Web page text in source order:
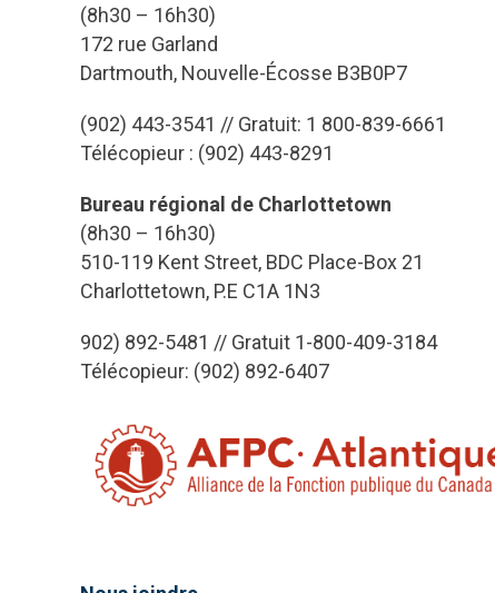
(8h30 – 16h30)
172 rue Garland
Dartmouth, Nouvelle-Écosse B3B0P7
(902) 443-3541 // Gratuit: 1 800-839-6661
Télécopieur : (902) 443-8291
Bureau régional de Charlottetown
(8h30 – 16h30)
510-119 Kent Street, BDC Place-Box 21
Charlottetown, P.E C1A 1N3
902) 892-5481 // Gratuit 1-800-409-3184
Télécopieur: (902) 892-6407